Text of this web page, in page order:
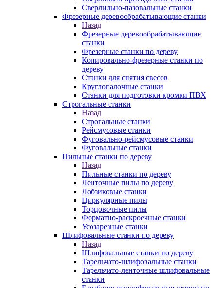
Сверлильно-пазовальные станки
Фрезерные деревообрабатывающие станки
Назад
Фрезерные деревообрабатывающие
станки
Фрезерные станки по дереву
Копировально-фрезерные станки по
дереву
Станки для снятия свесов
Круглопалочные станки
Станки для подготовки кромки ПВХ
Строгальные станки
Назад
Строгальные станки
Рейсмусовые станки
Фуговально-рейсмусовые станки
Фуговальные станки
Пильные станки по дереву
Назад
Пильные станки по дереву
Ленточные пилы по дереву
Лобзиковые станки
Циркулярные пилы
Торцовочные пилы
Форматно-раскроечные станки
Усозарезные станки
Шлифовальные станки по дереву
Назад
Шлифовальные станки по дереву
Тарельчато-шлифовальные станки
Тарельчато-ленточные шлифовальные
станки